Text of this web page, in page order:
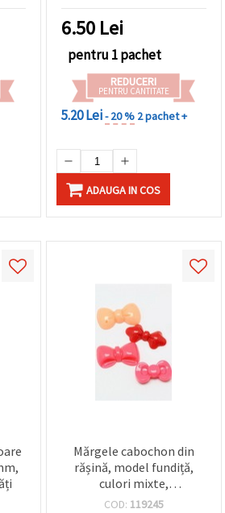
6.50 Lei
pentru 1 pachet
REDUCERI
PENTRU CANTITATE
5.20 Lei- 20 % 2 pachet +
ADAUGA IN COS
Mărgele cabochon din
rășină, model fundiță,
culori mixte,
20~23x10.5~14x4~5 mm -
COD: 119245